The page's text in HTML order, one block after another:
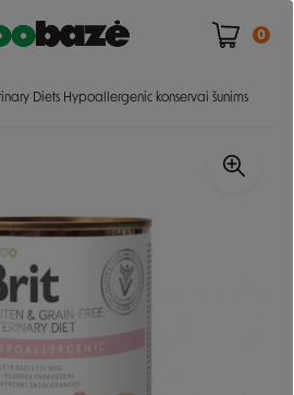
0
Diets Hypoallergenic konservai šunims